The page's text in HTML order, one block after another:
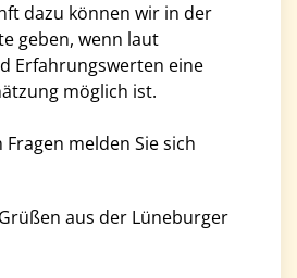
dazu können wir in der
geben, wenn laut
Erfahrungswerten eine
möglich ist.
melden Sie sich
aus der Lüneburger